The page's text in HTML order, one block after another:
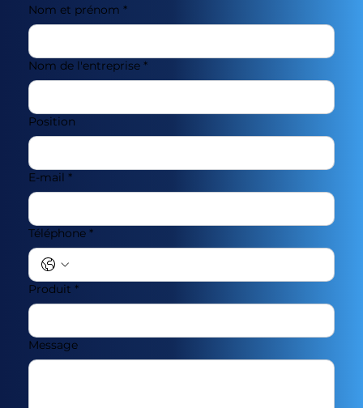
Nom et prénom *
Nom de l'entreprise *
Position
E-mail *
Téléphone *
Produit *
Message